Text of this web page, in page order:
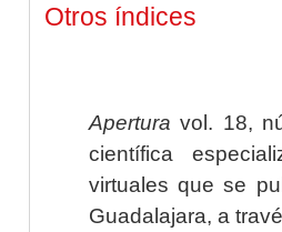
Otros índices
Apertura vol. 18,
científica
virtuales que se
Guadalajara, a